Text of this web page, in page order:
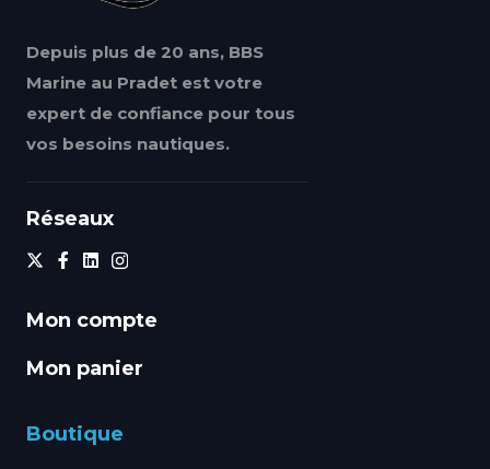
Depuis plus de 20 ans, BBS
Marine au Pradet est votre
expert de confiance pour tous
vos besoins nautiques.
Réseaux
Mon compte
Mon panier
Boutique